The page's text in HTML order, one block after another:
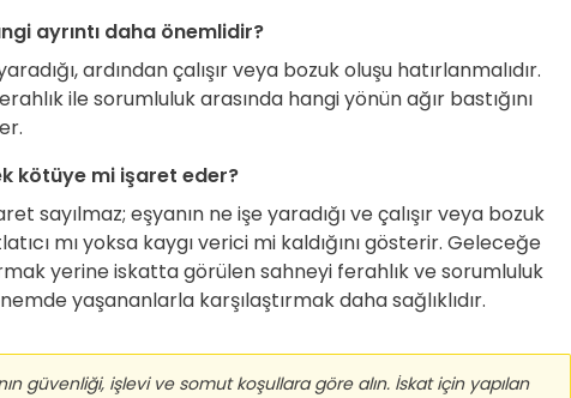
ayrıntı daha önemlidir?
ardından çalışır veya bozuk oluşu hatırlanmalıdır.
ile sorumluluk arasında hangi yönün ağır bastığını
kötüye mi işaret eder?
sayılmaz; eşyanın ne işe yaradığı ve çalışır veya bozuk
mı yoksa kaygı verici mi kaldığını gösterir. Geleceğe
yerine iskatta görülen sahneyi ferahlık ve sorumluluk
yaşananlarla karşılaştırmak daha sağlıklıdır.
güvenliği, işlevi ve somut koşullara göre alın. İskat için yapılan